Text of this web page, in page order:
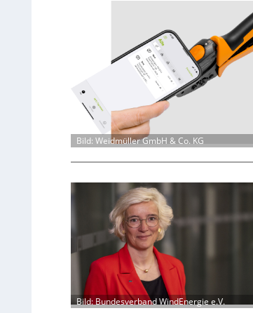
Bild: Weidmüller GmbH & Co. KG
Bild: Bundesverband WindEnergie e.V.